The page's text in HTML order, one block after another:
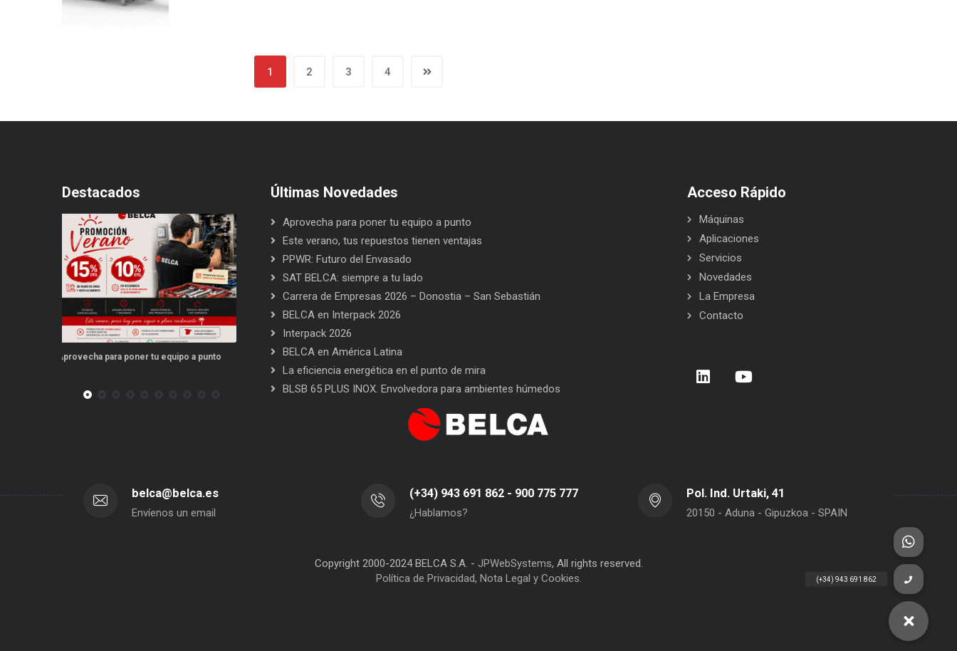
1 2 3 4
Destacados
Este verano, tus repuestos tienen ventajas PPWR: Futuro del Envasado
Últimas Novedades
Aprovecha para poner tu equipo a punto
Este verano, tus repuestos tienen ventajas
PPWR: Futuro del Envasado
SAT BELCA: siempre a tu lado
Carrera de Empresas 2026 – Donostia – San Sebastián
BELCA en Interpack 2026
Interpack 2026
BELCA en América Latina
La eficiencia energética en el punto de mira
BLSB 65 PLUS INOX. Envolvedora para ambientes húmedos
Acceso Rápido
Máquinas
Aplicaciones
Servicios
Novedades
La Empresa
Contacto
belca@belca.es
Envíenos un email
(+34) 943 691 862 - 900 775 777
¿Hablamos?
Pol. Ind. Urtaki, 41
20150 - Aduna - Gipuzkoa - SPAIN
Copyright 2000-2024 BELCA S.A. - JPWebSystems, All rights reserved.
Política de Privacidad, Nota Legal y Cookies.